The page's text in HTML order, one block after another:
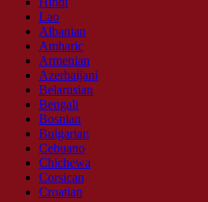
Lao
Albanian
Amharic
Armenian
Azerbaijani
Belarusian
Bengali
Bosnian
Bulgarian
Cebuano
Chichewa
Corsican
Croatian